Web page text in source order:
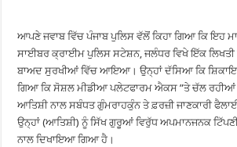
ਆਪਣੇ ਜਵਾਬ ਵਿੱਚ ਪੰਜਾਬ ਪੁਲਿਸ ਵੱਲੋਂ ਕਿਹਾ ਗਿਆ ਕਿ ਇਹ
ਸਾਈਬਰ ਕ੍ਰਾਈਮ ਪੁਲਿਸ ਸਟੇਸ਼ਨ, ਜਲੰਧਰ ਵਿਖੇ ਇੱਕ ਲਿਖਤੀ
ਬਾਅਦ ਸੁਰਖੀਆਂ ਵਿੱਚ ਆਇਆ। ਉਨ੍ਹਾਂ ਦੱਸਿਆ ਕਿ
ਗਿਆ ਕਿ ਸੋਸ਼ਲ ਮੀਡੀਆ ਪਲੇਟਫਾਰਮ ਐਕਸ ”ਤੇ ਚੱਲ ਰਹੀਆਂ
ਆਤਿਸ਼ੀ ਨਾਲ ਸਬੰਧਤ ਗੁੰਮਰਾਹਕੁੰਨ ਤੇ ਫ਼ਰਜ਼ੀ ਜਾਣਕਾਰੀ
ਉਨ੍ਹਾਂ (ਆਤਿਸ਼ੀ) ਨੂੰ ਸਿੱਖ ਗੁਰੂਆਂ ਵਿਰੁੱਧ ਅਪਮਾਨਜਨਕ
ਨਾਲ ਦਿਖਾਇਆ ਗਿਆ ਹੈ।